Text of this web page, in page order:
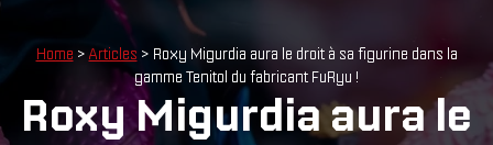
Home > Articles > Roxy Migurdia aura le droit à sa figurine dans la
gamme Tenitol du fabricant FuRyu !
Roxy Migurdia aura le